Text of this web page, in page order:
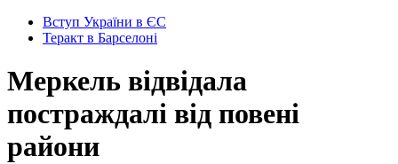
Вступ України в ЄС
Теракт в Барселоні
Меркель відвідала
постраждалі від повені
райони